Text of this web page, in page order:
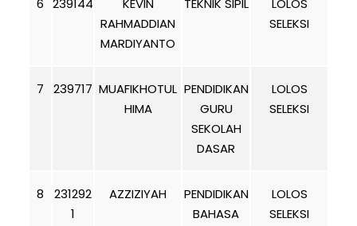
6 239144
KEVIN
RAHMADDIAN
MARDIYANTO
TEKNIK SIPIL
LOLOS
SELEKSI
7 239717 MUAFIKHOTUL
HIMA
PENDIDIKAN
GURU
SEKOLAH
DASAR
LOLOS
SELEKSI
8
231292
1
AZZIZIYAH
PENDIDIKAN
BAHASA
LOLOS
SELEKSI